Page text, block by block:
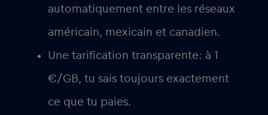
automatiquement entre les réseaux
américain, mexicain et canadien.
Une tarification transparente: à 1
€/GB, tu sais toujours exactement
ce que tu paies.